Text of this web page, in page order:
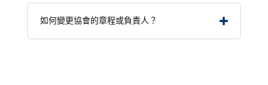
如何變更協會的章程或負責人？